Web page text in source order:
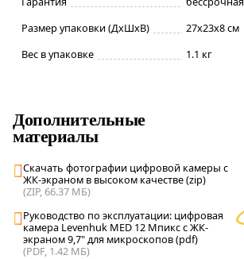
Размер упаковки (ДxШxВ)
27x23x8 см
Вес в упаковке
1.1 кг
Дополнительные
материалы
Скачать фотографии цифровой камеры с
ЖК-экраном в высоком качестве (zip)
(ZIP, 66.37 МБ)
Руководство по эксплуатации: цифровая
камера Levenhuk MED 12 Мпикс с ЖК-
экраном 9,7" для микроскопов (pdf)
(PDF, 1.42 МБ)